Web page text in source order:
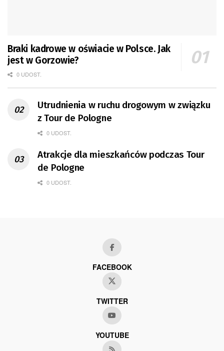
Braki kadrowe w oświacie w Polsce. Jak
jest w Gorzowie?
0 UDOST.
Utrudnienia w ruchu drogowym w związku
z Tour de Pologne
0 UDOST.
Atrakcje dla mieszkańców podczas Tour
de Pologne
0 UDOST.
FACEBOOK
TWITTER
YOUTUBE